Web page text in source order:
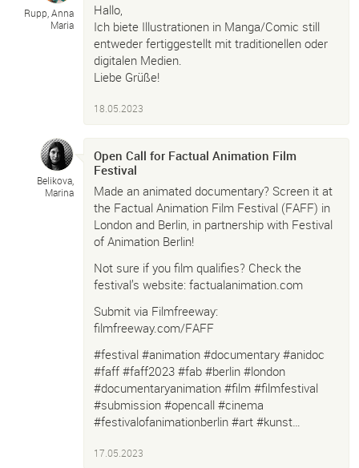
Rupp, Anna
Maria
Hallo,
Ich biete Illustrationen in Manga/Comic still
entweder fertiggestellt mit traditionellen oder
digitalen Medien.
Liebe Grüße!
18.05.2023
Belikova,
Marina
Open Call for Factual Animation Film
Festival
Made an animated documentary? Screen it at
the Factual Animation Film Festival (FAFF) in
London and Berlin, in partnership with Festival
of Animation Berlin!
Not sure if you film qualifies? Check the
festival’s website: factualanimation.com
Submit via Filmfreeway:
filmfreeway.com/FAFF
#festival #animation #documentary #anidoc
#faff #faff2023 #fab #berlin #london
#documentaryanimation #film #filmfestival
#submission #opencall #cinema
#festivalofanimationberlin #art #kunst…
17.05.2023